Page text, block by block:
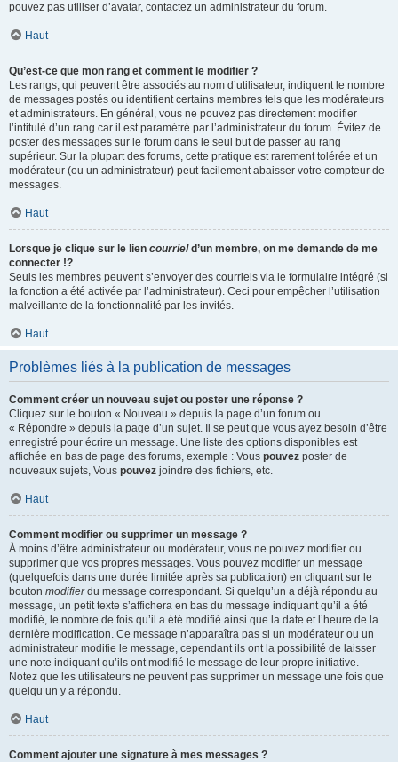
pouvez pas utiliser d’avatar, contactez un administrateur du forum.
Haut
Qu’est-ce que mon rang et comment le modifier ?
Les rangs, qui peuvent être associés au nom d’utilisateur, indiquent le nombre
de messages postés ou identifient certains membres tels que les modérateurs
et administrateurs. En général, vous ne pouvez pas directement modifier
l’intitulé d’un rang car il est paramétré par l’administrateur du forum. Évitez de
poster des messages sur le forum dans le seul but de passer au rang
supérieur. Sur la plupart des forums, cette pratique est rarement tolérée et un
modérateur (ou un administrateur) peut facilement abaisser votre compteur de
messages.
Haut
Lorsque je clique sur le lien courrield’un membre, on me demande de me
connecter !?
Seuls les membres peuvent s’envoyer des courriels via le formulaire intégré (si
la fonction a été activée par l’administrateur). Ceci pour empêcher l’utilisation
malveillante de la fonctionnalité par les invités.
Haut
Problèmes liés à la publication de messages
Comment créer un nouveau sujet ou poster une réponse ?
Cliquez sur le bouton « Nouveau » depuis la page d’un forum ou
« Répondre » depuis la page d’un sujet. Il se peut que vous ayez besoin d’être
enregistré pour écrire un message. Une liste des options disponibles est
affichée en bas de page des forums, exemple : Vous pouvez poster de
nouveaux sujets, Vous pouvez joindre des fichiers, etc.
Haut
Comment modifier ou supprimer un message ?
À moins d’être administrateur ou modérateur, vous ne pouvez modifier ou
supprimer que vos propres messages. Vous pouvez modifier un message
(quelquefois dans une durée limitée après sa publication) en cliquant sur le
bouton modifierdu message correspondant. Si quelqu’un a déjà répondu au
message, un petit texte s’affichera en bas du message indiquant qu’il a été
modifié, le nombre de fois qu’il a été modifié ainsi que la date et l’heure de la
dernière modification. Ce message n’apparaîtra pas si un modérateur ou un
administrateur modifie le message, cependant ils ont la possibilité de laisser
une note indiquant qu’ils ont modifié le message de leur propre initiative.
Notez que les utilisateurs ne peuvent pas supprimer un message une fois que
quelqu’un y a répondu.
Haut
Comment ajouter une signature à mes messages ?